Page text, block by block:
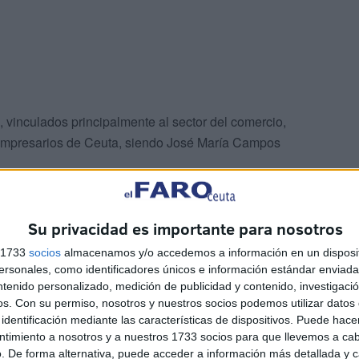
Su privacidad es importante para nosotros
socios almacenamos y/o accedemos a información en un
como identificadores únicos e información estándar
personalizado, medición de publicidad y contenido,
Con su permiso, nosotros y nuestros socios podemos utilizar datos
mediante las características de dispositivos. Puede
a nosotros y a nuestros 1733 socios para que llevemos a
De forma alternativa, puede acceder a información más detallada y
principalmente al sector del comercio,
de Ceuta, siendo José María Campos
papel juega la Confederación de Empresarios en
cara al futuro. Para dar respuesta a esta pregunta es
son la única vía para crear empleo y riqueza.
es fácilmente comprensible, se suele olvidar en una
el 50% del PIB. Especialmente en Ceuta, las
y la contundente respuesta que se debe ofrecer a